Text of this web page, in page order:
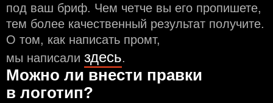
под ваш бриф. Чем чeтче вы его пропишете,
тем более качественный результат получите.
О том, как написать промт,
мы написали здесь.
Можно ли внести правки
в логотип?